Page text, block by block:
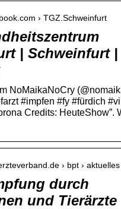
› TGZ.Schweinfurt
| Schweinfurt |
NoMaikaNoCry
#impfen #fy #fürdich
Credits: HeuteShow”.
› bpt ›
durch
und Tierärzte